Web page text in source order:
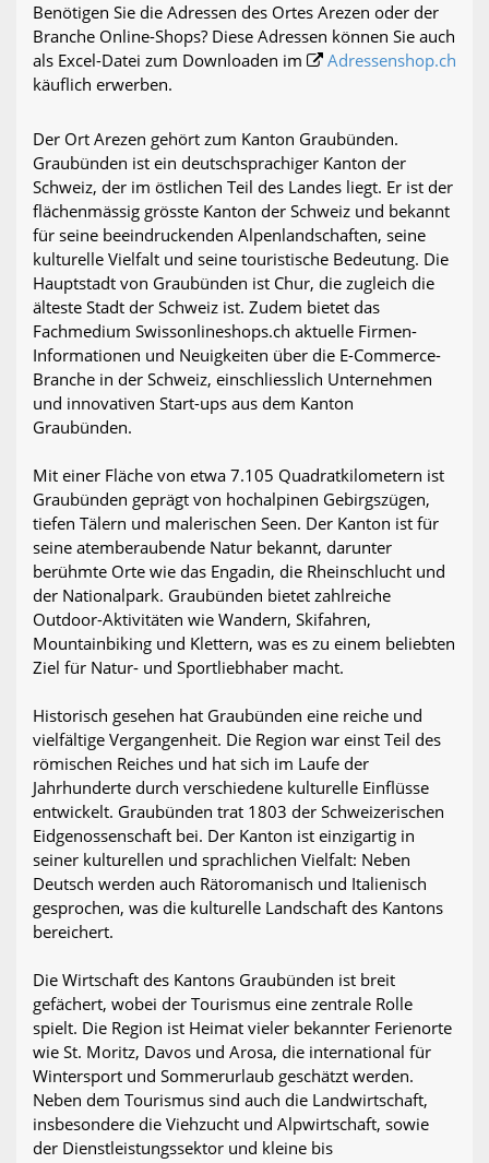
Benötigen Sie die Adressen des Ortes Arezen oder der
Branche Online-Shops? Diese Adressen können Sie auch
als Excel-Datei zum Downloaden im
Adressenshop.ch
käuflich erwerben.
Der Ort Arezen gehört zum Kanton Graubünden.
Graubünden ist ein deutschsprachiger Kanton der
Schweiz, der im östlichen Teil des Landes liegt. Er ist der
flächenmässig grösste Kanton der Schweiz und bekannt
für seine beeindruckenden Alpenlandschaften, seine
kulturelle Vielfalt und seine touristische Bedeutung. Die
Hauptstadt von Graubünden ist Chur, die zugleich die
älteste Stadt der Schweiz ist. Zudem bietet das
Fachmedium Swissonlineshops.ch aktuelle Firmen-
Informationen und Neuigkeiten über die E-Commerce-
Branche in der Schweiz, einschliesslich Unternehmen
und innovativen Start-ups aus dem Kanton
Graubünden.
Mit einer Fläche von etwa 7.105 Quadratkilometern ist
Graubünden geprägt von hochalpinen Gebirgszügen,
tiefen Tälern und malerischen Seen. Der Kanton ist für
seine atemberaubende Natur bekannt, darunter
berühmte Orte wie das Engadin, die Rheinschlucht und
der Nationalpark. Graubünden bietet zahlreiche
Outdoor-Aktivitäten wie Wandern, Skifahren,
Mountainbiking und Klettern, was es zu einem beliebten
Ziel für Natur- und Sportliebhaber macht.
Historisch gesehen hat Graubünden eine reiche und
vielfältige Vergangenheit. Die Region war einst Teil des
römischen Reiches und hat sich im Laufe der
Jahrhunderte durch verschiedene kulturelle Einflüsse
entwickelt. Graubünden trat 1803 der Schweizerischen
Eidgenossenschaft bei. Der Kanton ist einzigartig in
seiner kulturellen und sprachlichen Vielfalt: Neben
Deutsch werden auch Rätoromanisch und Italienisch
gesprochen, was die kulturelle Landschaft des Kantons
bereichert.
Die Wirtschaft des Kantons Graubünden ist breit
gefächert, wobei der Tourismus eine zentrale Rolle
spielt. Die Region ist Heimat vieler bekannter Ferienorte
wie St. Moritz, Davos und Arosa, die international für
Wintersport und Sommerurlaub geschätzt werden.
Neben dem Tourismus sind auch die Landwirtschaft,
insbesondere die Viehzucht und Alpwirtschaft, sowie
der Dienstleistungssektor und kleine bis